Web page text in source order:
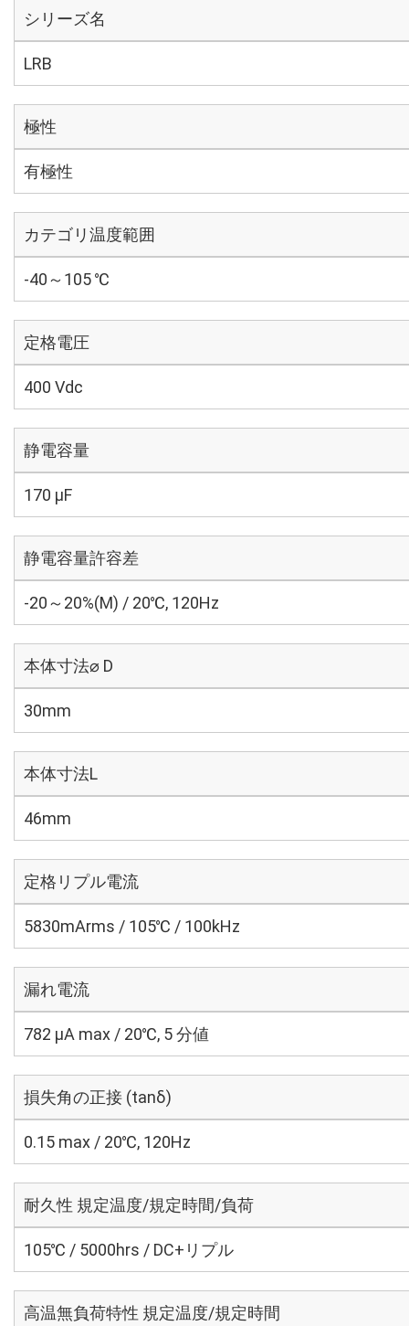
シリーズ名
LRB
極性
有極性
カテゴリ温度範囲
-40～105 ℃
定格電圧
400 Vdc
静電容量
170 µF
静電容量許容差
-20～20%(M) / 20℃, 120Hz
本体寸法⌀ D
30mm
本体寸法L
46mm
定格リプル電流
5830mArms / 105℃ / 100kHz
漏れ電流
782 μA max / 20℃, 5 分値
損失角の正接 (tanδ)
0.15 max / 20℃, 120Hz
耐久性 規定温度/規定時間/負荷
105℃ / 5000hrs / DC+リプル
高温無負荷特性 規定温度/規定時間